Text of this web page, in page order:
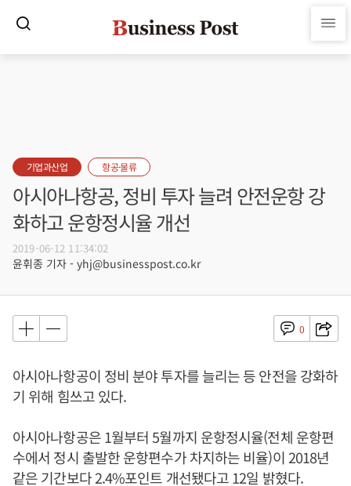
기업과산업 항공·물류
아시아나항공, 정비 투자 늘려 안전운항 강
화하고 운항정시율 개선
2019-06-12 11:34:02
윤휘종 기자 - yhj@businesspost.co.kr
0
아시아나항공이 정비 분야 투자를 늘리는 등 안전을 강화하
기 위해 힘쓰고 있다.
아시아나항공은 1월부터 5월까지 운항정시율(전체 운항편
수에서 정시 출발한 운항편수가 차지하는 비율)이 2018년
같은 기간보다 2.4%포인트 개선됐다고 12일 밝혔다.